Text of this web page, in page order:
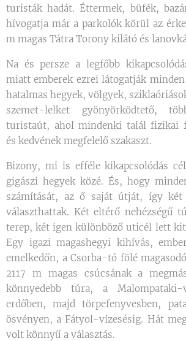
turisták hadát. Éttermek, büfék,
hívogatja már a parkolók körül az
m magas Tátra Torony kilátó és
Na és persze a legfőbb
miatt emberek ezrei látogatják
hatalmas hegyek, völgyek,
szemet-lelket gyönyörködtető,
turistaút, ahol mindenki talál fizikai
és kedvének megfelelő szakaszt.
Bizony, mi is efféle kikapcsolódás
gigászi hegyek közé. És, hogy
számítását, az ő saját útját, így
választhattak. Két eltérő nehézségű
terep, két igen különböző uticél lett
Egy igazi magashegyi kihívás,
emelkedőn, a Csorba-tó fölé
2117 m magas csúcsának a
könnyedebb túra, a Malompataki-
erdőben, majd törpefenyvesben,
ösvényen, a Fátyol-vízesésig. Hát
volt könnyű a választás.